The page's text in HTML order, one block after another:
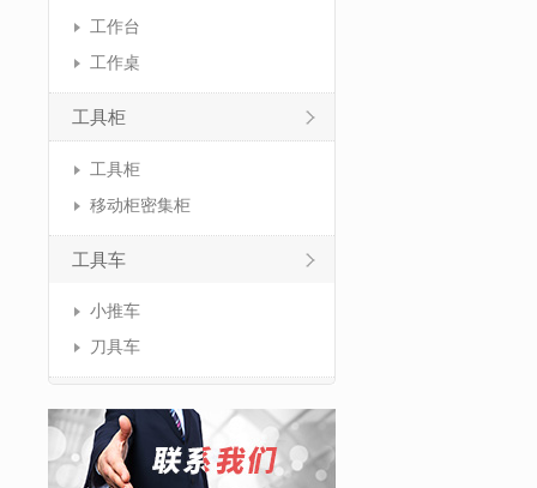
工作台
工作桌
工具柜
工具柜
移动柜密集柜
工具车
小推车
刀具车